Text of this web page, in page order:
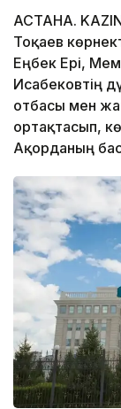
АСТАНА.
Тоқаев
Еңбек Ері,
Исабековтің
отбасы мен
ортақтасып,
Ақорданың